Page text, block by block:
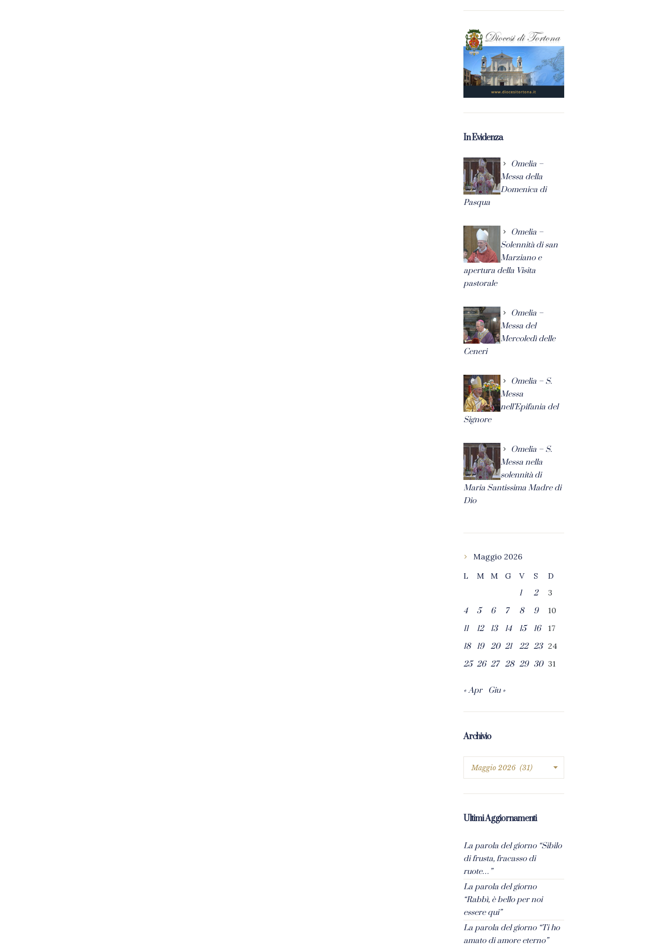
In Evidenza
Omelia –
Messa della
Domenica di
Pasqua
Omelia –
Solennità di san
Marziano e
apertura della Visita
pastorale
Omelia –
Messa del
Mercoledì delle
Ceneri
Omelia – S.
Messa
nell’Epifania del
Signore
Omelia – S.
Messa nella
solennità di
Maria Santissima Madre di
Dio
Maggio 2026
L
M M G V S
D
1
2
3
4
5 6 7 8 9
10
11
12 13 14 15 16
17
18
19 20 21 22 23
24
25 26 27 28 29 30 31
« Apr Giu »
Archivio
Ultimi Aggiornamenti
La parola del giorno “Sibilo
di frusta, fracasso di
ruote…”
La parola del giorno
“Rabbì, è bello per noi
essere qui”
La parola del giorno “Ti ho
amato di amore eterno”